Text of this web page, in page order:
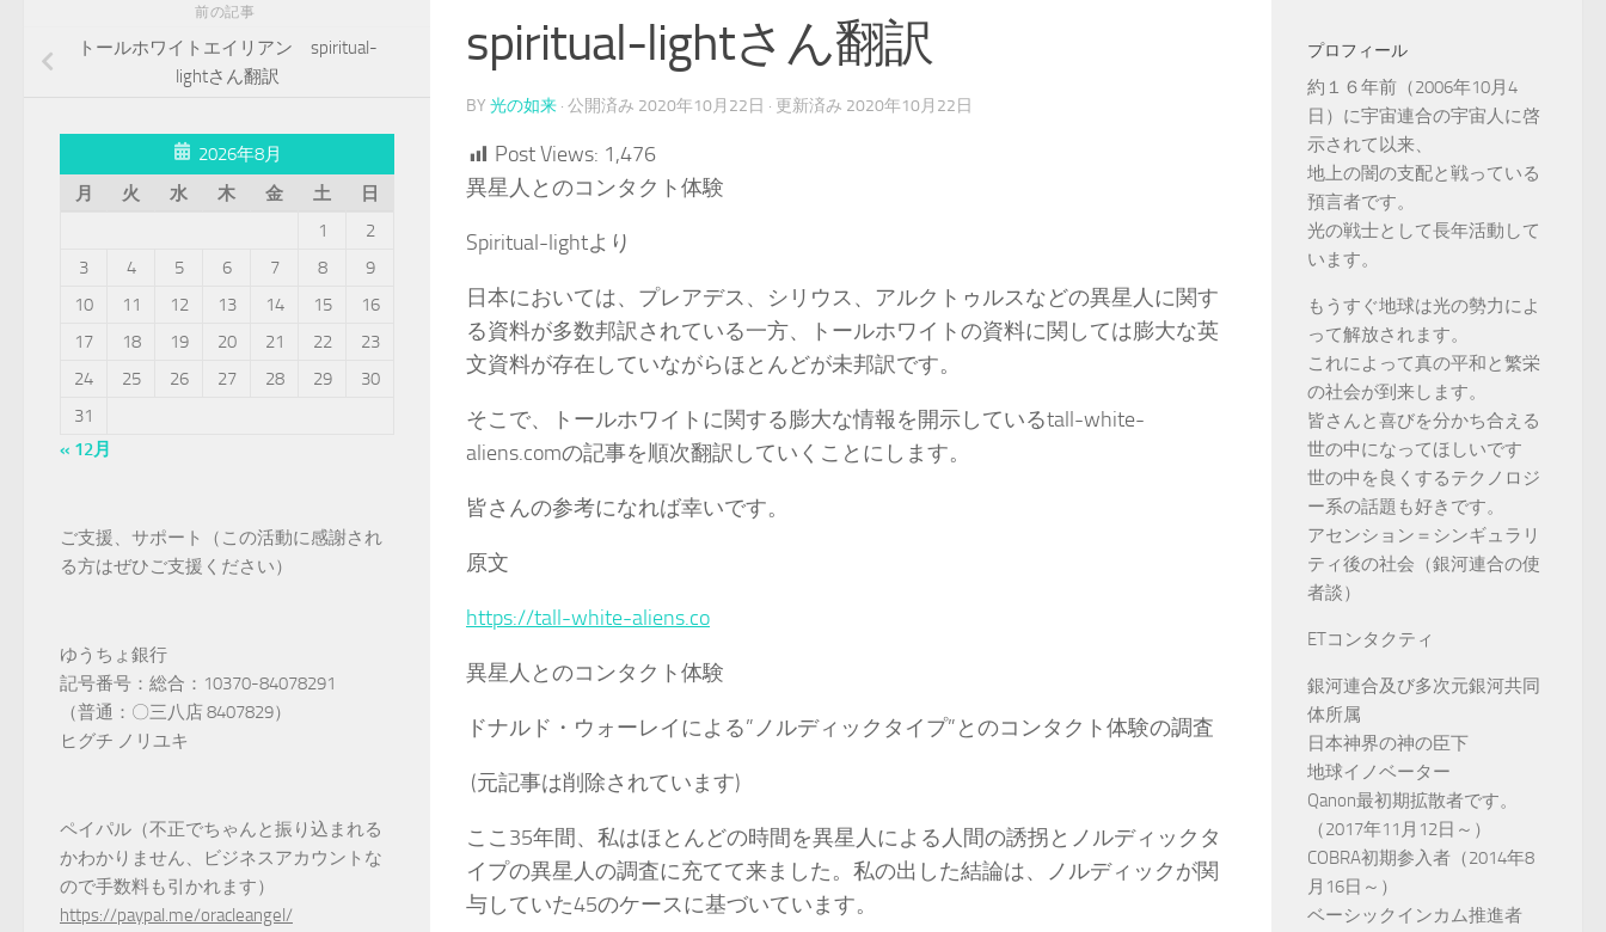
spiritual-lightさん翻訳
BY 光の如来 · 公開済み 2020年10月22日 · 更新済み 2020年10月22日
Post Views: 1,476
異星人とのコンタクト体験
Spiritual-lightより
日本においては、プレアデス、シリウス、アルクトゥルスなどの異星人に関す
る資料が多数邦訳されている一方、トールホワイトの資料に関しては膨大な英
文資料が存在していながらほとんどが未邦訳です。
そこで、トールホワイトに関する膨大な情報を開示しているtall-white-
aliens.comの記事を順次翻訳していくことにします。
皆さんの参考になれば幸いです。
原文
https://tall-white-aliens.co
異星人とのコンタクト体験
ドナルド・ウォーレイによる”ノルディックタイプ”とのコンタクト体験の調査
(元記事は削除されています)
ここ35年間、私はほとんどの時間を異星人による人間の誘拐とノルディックタ
イプの異星人の調査に充てて来ました。私の出した結論は、ノルディックが関
与していた45のケースに基づいています。
前の記事
トールホワイトエイリアン spiritual-
lightさん翻訳
2026年8月
月
火 水 木 金 土
日
1
2
3
4 5 6 7 8
9
10
11 12 13 14 15
16
17
18 19 20 21 22
23
24
25 26 27 28 29
30
31
« 12月
ご支援、サポート（この活動に感謝され
る方はぜひご支援ください）
ゆうちょ銀行
記号番号：総合：10370-84078291
（普通：〇三八店 8407829）
ヒグチ ノリユキ
ペイパル（不正でちゃんと振り込まれる
かわかりません、ビジネスアカウントな
ので手数料も引かれます）
https://paypal.me/oracleangel/
プロフィール
約１６年前（2006年10月4
日）に宇宙連合の宇宙人に啓
示されて以来、
地上の闇の支配と戦っている
預言者です。
光の戦士として長年活動して
います。
もうすぐ地球は光の勢力によ
って解放されます。
これによって真の平和と繁栄
の社会が到来します。
皆さんと喜びを分かち合える
世の中になってほしいです
世の中を良くするテクノロジ
ー系の話題も好きです。
アセンション＝シンギュラリ
ティ後の社会（銀河連合の使
者談）
ETコンタクティ
銀河連合及び多次元銀河共同
体所属
日本神界の神の臣下
地球イノベーター
Qanon最初期拡散者です。
（2017年11月12日～）
COBRA初期参入者（2014年8
月16日～）
ベーシックインカム推進者